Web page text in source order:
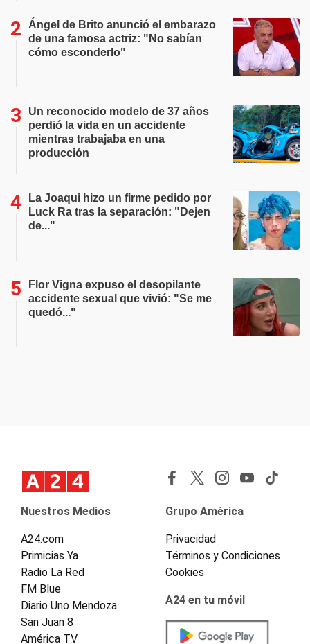
Ángel de Brito anunció el embarazo
de una famosa actriz: "No sabían
cómo esconderlo"
Un reconocido modelo de 37 años
perdió la vida en un accidente
mientras trabajaba en una
producción
La Joaqui hizo un firme pedido por
Luck Ra tras la separación: "Dejen
de..."
Flor Vigna expuso el desopilante
accidente sexual que vivió: "Se me
quedó..."
Nuestros Medios
A24.com
Primicias Ya
Radio La Red
FM Blue
Diario Uno Mendoza
San Juan 8
América TV
Grupo América
Privacidad
Términos y Condiciones
Cookies
A24 en tu móvil